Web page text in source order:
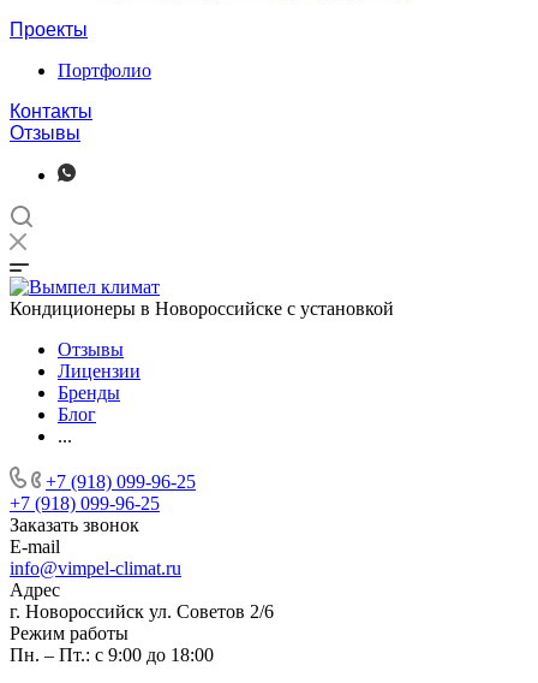
Проекты
Портфолио
Контакты
Отзывы
Кондиционеры в Новороссийске с установкой
Отзывы
Лицензии
Бренды
Блог
...
+7 (918) 099-96-25
+7 (918) 099-96-25
Заказать звонок
E-mail
info@vimpel-climat.ru
Адрес
г. Новороссийск ул. Советов 2/6
Режим работы
Пн. – Пт.: с 9:00 до 18:00